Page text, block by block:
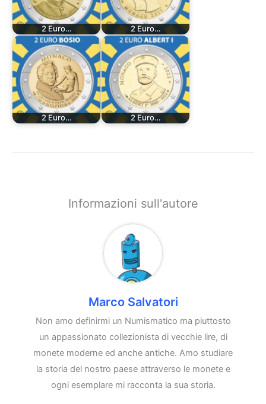
2 Euro… 2 Euro…
2 Euro… 2 Euro…
Informazioni sull'autore
Marco Salvatori
Non amo definirmi un Numismatico ma piuttosto
un appassionato collezionista di vecchie lire, di
monete moderne ed anche antiche. Amo studiare
la storia del nostro paese attraverso le monete e
ogni esemplare mi racconta la sua storia.